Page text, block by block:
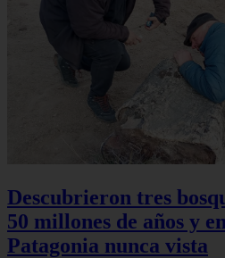
Descubrieron tres
50 millones de años y
Patagonia nunca vista